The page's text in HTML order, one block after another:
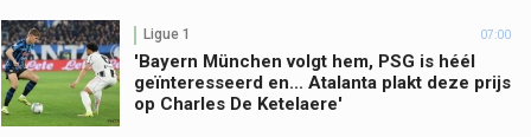
Ligue 1 07:00
'Bayern München volgt hem, PSG is héél
geïnteresseerd en... Atalanta plakt deze prijs
op Charles De Ketelaere'